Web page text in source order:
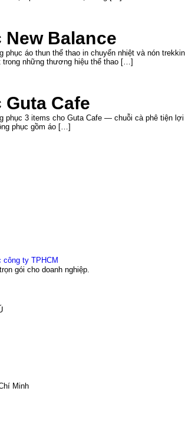
New Balance
phục áo thun thể thao in chuyển nhiệt và nón
những thương hiệu thể thao […]
Cafe
phục 3 items cho Guta Cafe — chuỗi cà phê tiện
phục gồm áo […]
gói cho doanh nghiệp.
Minh